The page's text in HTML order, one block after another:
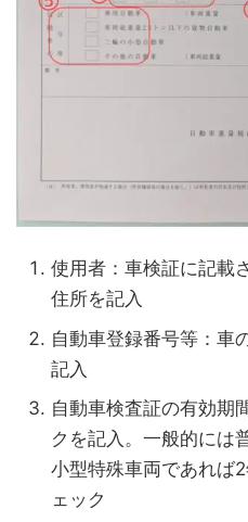
使用者：車検証に記載
住所を記入
自動車登録番号等：車
記入
自動車検査証の有効期
クを記入。一般的には
小型特殊車両であれば
ェック